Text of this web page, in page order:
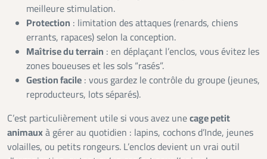
meilleure stimulation.
Protection : limitation des attaques (renards, chiens
errants, rapaces) selon la conception.
Maîtrise du terrain : en déplaçant l’enclos, vous évitez les
zones boueuses et les sols “rasés”.
Gestion facile : vous gardez le contrôle du groupe (jeunes,
reproducteurs, lots séparés).
C’est particulièrement utile si vous avez unecage petit
animauxà gérer au quotidien : lapins, cochons d’Inde, jeunes
volailles, ou petits rongeurs. L’enclos devient un vrai outil